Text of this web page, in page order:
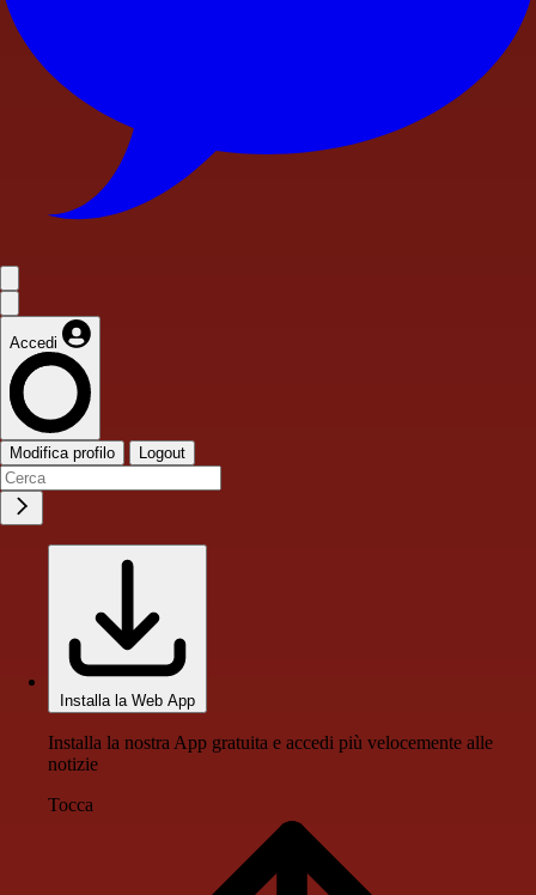
Accedi
Modifica profilo Logout
Installa la Web App
Installa la nostra App gratuita e accedi più velocemente alle
notizie
Tocca